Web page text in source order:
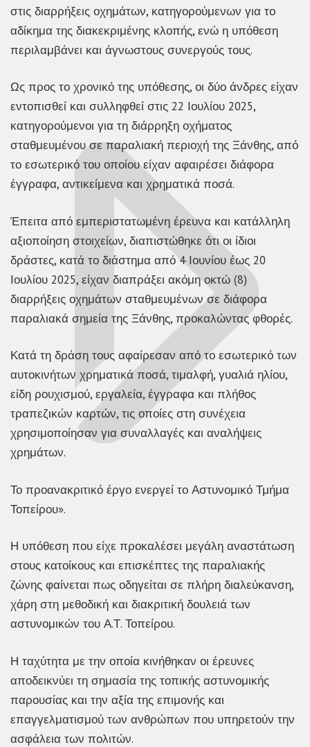
στις διαρρήξεις οχημάτων, κατηγορούμενων για το
αδίκημα της διακεκριμένης κλοπής, ενώ η υπόθεση
περιλαμβάνει και άγνωστους συνεργούς τους.
Ως προς το χρονικό της υπόθεσης, οι δύο άνδρες είχαν
εντοπισθεί και συλληφθεί στις 22 Ιουλίου 2025,
κατηγορούμενοι για τη διάρρηξη οχήματος
σταθμευμένου σε παραλιακή περιοχή της Ξάνθης, από
το εσωτερικό του οποίου είχαν αφαιρέσει διάφορα
έγγραφα, αντικείμενα και χρηματικά ποσά.
Έπειτα από εμπεριστατωμένη έρευνα και κατάλληλη
αξιοποίηση στοιχείων, διαπιστώθηκε ότι οι ίδιοι
δράστες, κατά το διάστημα από 4 Ιουνίου έως 20
Ιουλίου 2025, είχαν διαπράξει ακόμη οκτώ (8)
διαρρήξεις οχημάτων σταθμευμένων σε διάφορα
παραλιακά σημεία της Ξάνθης, προκαλώντας φθορές.
Κατά τη δράση τους αφαίρεσαν από το εσωτερικό των
αυτοκινήτων χρηματικά ποσά, τιμαλφή, γυαλιά ηλίου,
είδη ρουχισμού, εργαλεία, έγγραφα και πλήθος
τραπεζικών καρτών, τις οποίες στη συνέχεια
χρησιμοποίησαν για συναλλαγές και αναλήψεις
χρημάτων.
Το προανακριτικό έργο ενεργεί το Αστυνομικό Τμήμα
Τοπείρου».
Η υπόθεση που είχε προκαλέσει μεγάλη αναστάτωση
στους κατοίκους και επισκέπτες της παραλιακής
ζώνης φαίνεται πως οδηγείται σε πλήρη διαλεύκανση,
χάρη στη μεθοδική και διακριτική δουλειά των
αστυνομικών του Α.Τ. Τοπείρου.
Η ταχύτητα με την οποία κινήθηκαν οι έρευνες
αποδεικνύει τη σημασία της τοπικής αστυνομικής
παρουσίας και την αξία της επιμονής και
επαγγελματισμού των ανθρώπων που υπηρετούν την
ασφάλεια των πολιτών.